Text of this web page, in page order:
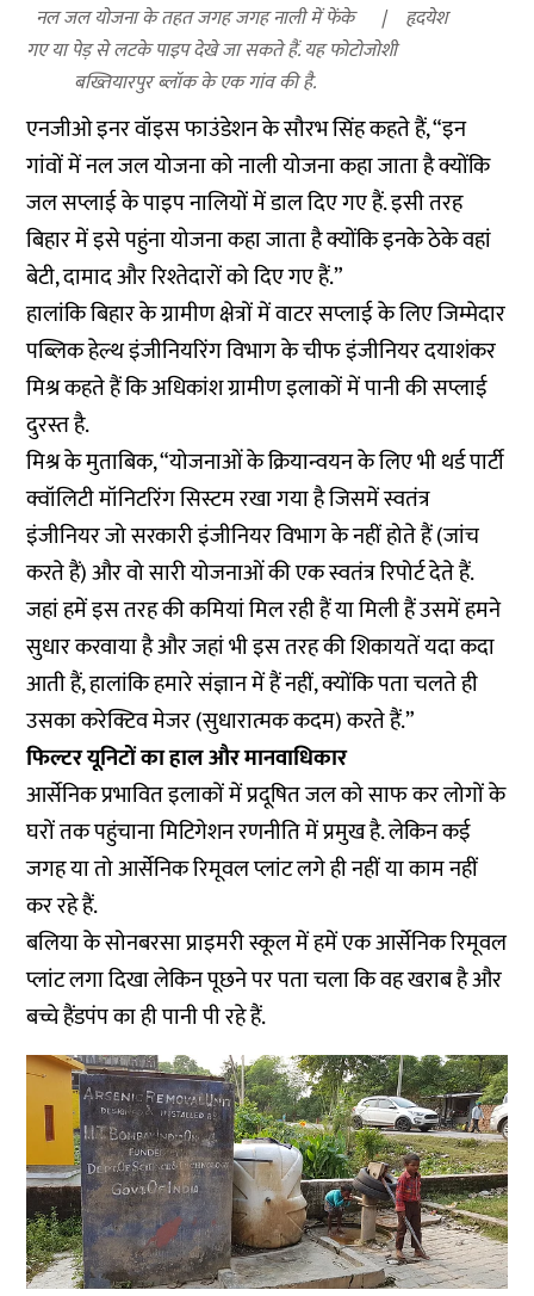
नल जल योजना के तहत जगह जगह नाली में फेंके
गए या पेड़ से लटके पाइप देखे जा सकते हैं. यह फोटो
बख्तियारपुर ब्लॉक के एक गांव की है.
हृदयेश
जोशी
एनजीओ इनर वॉइस फाउंडेशन के सौरभ सिंह कहते हैं, “इन
गांवों में नल जल योजना को नाली योजना कहा जाता है क्योंकि
जल सप्लाई के पाइप नालियों में डाल दिए गए हैं. इसी तरह
बिहार में इसे पहुंना योजना कहा जाता है क्योंकि इनके ठेके वहां
बेटी, दामाद और रिश्तेदारों को दिए गए हैं.”
हालांकि बिहार के ग्रामीण क्षेत्रों में वाटर सप्लाई के लिए जिम्मेदार
पब्लिक हेल्थ इंजीनियरिंग विभाग के चीफ इंजीनियर दयाशंकर
मिश्र कहते हैं कि अधिकांश ग्रामीण इलाकों में पानी की सप्लाई
दुरस्त है.
मिश्र के मुताबिक, “योजनाओं के क्रियान्वयन के लिए भी थर्ड पार्टी
क्वॉलिटी मॉनिटरिंग सिस्टम रखा गया है जिसमें स्वतंत्र
इंजीनियर जो सरकारी इंजीनियर विभाग के नहीं होते हैं (जांच
करते हैं) और वो सारी योजनाओं की एक स्वतंत्र रिपोर्ट देते हैं.
जहां हमें इस तरह की कमियां मिल रही हैं या मिली हैं उसमें हमने
सुधार करवाया है और जहां भी इस तरह की शिकायतें यदा कदा
आती हैं, हालांकि हमारे संज्ञान में हैं नहीं, क्योंकि पता चलते ही
उसका करेक्टिव मेजर (सुधारात्मक कदम) करते हैं.”
फिल्टर यूनिटों का हाल और मानवाधिकार
आर्सेनिक प्रभावित इलाकों में प्रदूषित जल को साफ कर लोगों के
घरों तक पहुंचाना मिटिगेशन रणनीति में प्रमुख है. लेकिन कई
जगह या तो आर्सेनिक रिमूवल प्लांट लगे ही नहीं या काम नहीं
कर रहे हैं.
बलिया के सोनबरसा प्राइमरी स्कूल में हमें एक आर्सेनिक रिमूवल
प्लांट लगा दिखा लेकिन पूछने पर पता चला कि वह खराब है और
बच्चे हैंडपंप का ही पानी पी रहे हैं.